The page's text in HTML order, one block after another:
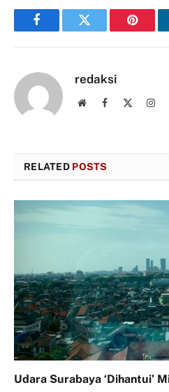
FacebookTwitter
redaksi
WebsiteFacebook
RELATED POSTS
Udara Surabaya ‘Dihantui’